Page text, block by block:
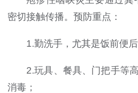
密切接触传播。预防重点：
1.勤洗手，尤其是饭前便
2.玩具、餐具、门把手等
消毒；